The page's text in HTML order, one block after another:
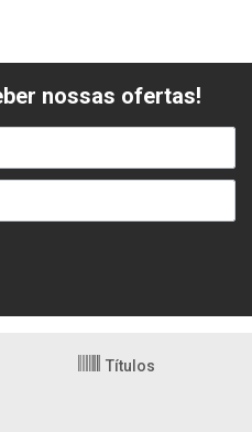
nossas ofertas!
Títulos